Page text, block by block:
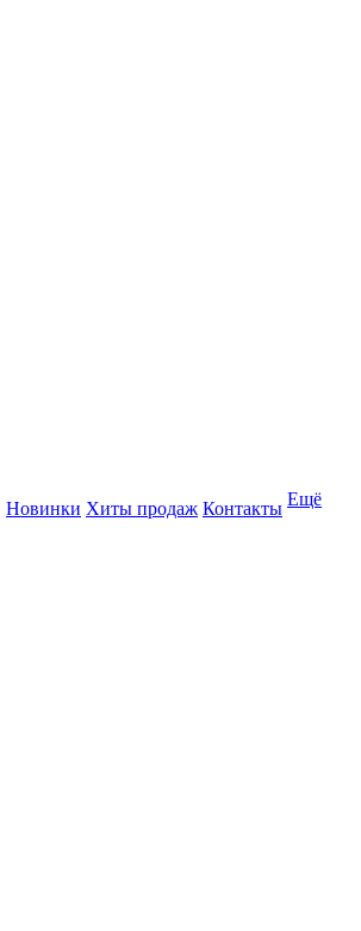
Новинки Хиты продаж Контакты Ещё